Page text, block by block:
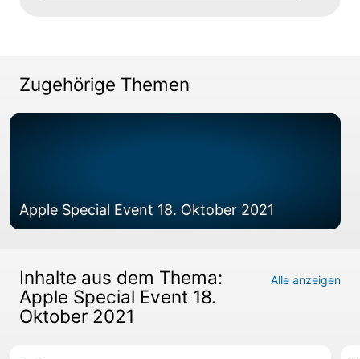
Zugehörige Themen
Apple Special Event 18. Oktober 2021
Inhalte aus dem Thema:
Apple Special Event 18.
Oktober 2021
Alle anzeigen